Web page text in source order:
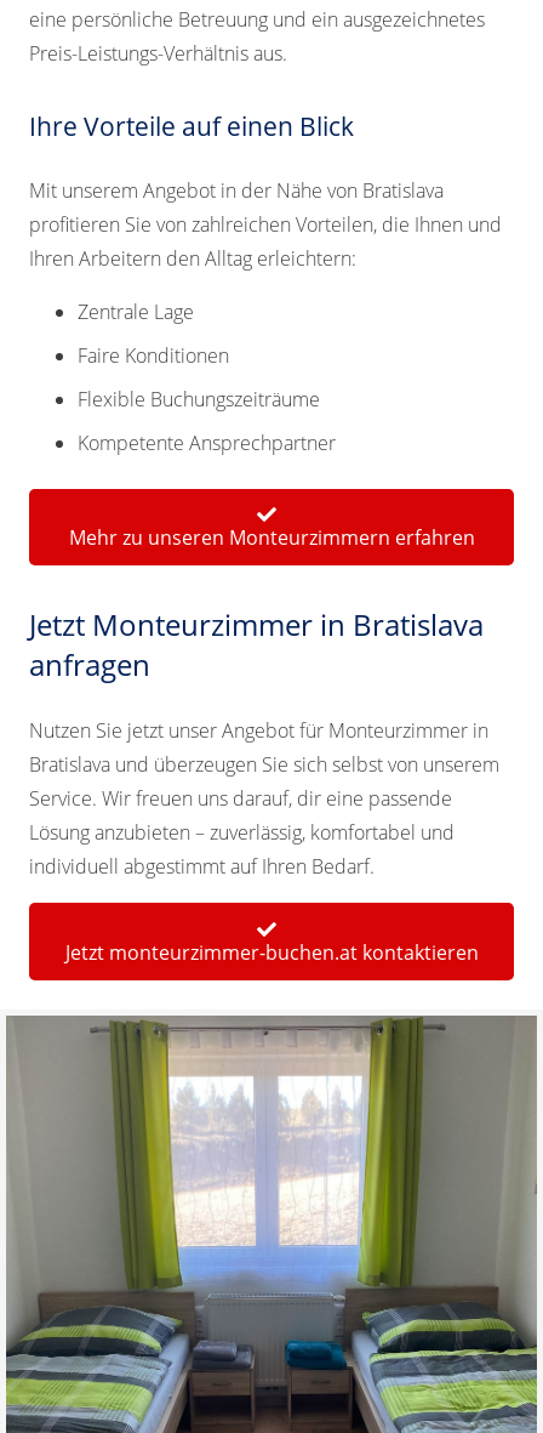
eine persönliche Betreuung und ein ausgezeichnetes
Preis-Leistungs-Verhältnis aus.
Ihre Vorteile auf einen Blick
Mit unserem Angebot in der Nähe von Bratislava
profitieren Sie von zahlreichen Vorteilen, die Ihnen und
Ihren Arbeitern den Alltag erleichtern:
Zentrale Lage
Faire Konditionen
Flexible Buchungszeiträume
Kompetente Ansprechpartner
Mehr zu unseren Monteurzimmern erfahren
Jetzt Monteurzimmer in Bratislava
anfragen
Nutzen Sie jetzt unser Angebot für Monteurzimmer in
Bratislava und überzeugen Sie sich selbst von unserem
Service. Wir freuen uns darauf, dir eine passende
Lösung anzubieten – zuverlässig, komfortabel und
individuell abgestimmt auf Ihren Bedarf.
Jetzt monteurzimmer-buchen.at kontaktieren